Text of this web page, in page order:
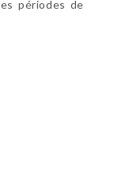
périodes de